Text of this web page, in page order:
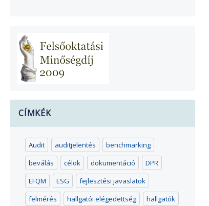
CÍMKÉK
Audit auditjelentés
benchmarking
beválás
célok dokumentáció
DPR
EFQM
ESG
fejlesztési javaslatok
felmérés
hallgatói elégedettség
hallgatók